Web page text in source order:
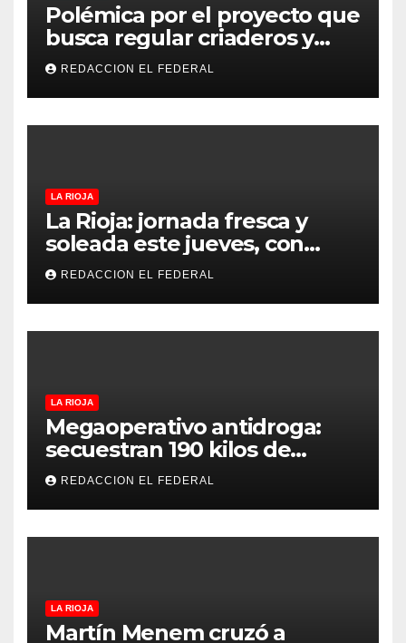
Polémica por el proyecto que
busca regular criaderos y
refugios de perros y gatos:
denuncian excesos, mientras
proteccionistas reclaman
controles más duros
REDACCION EL FEDERAL
LA RIOJA
La Rioja: jornada fresca y
soleada este jueves, con
temperaturas estables para
el viernes
REDACCION EL FEDERAL
LA RIOJA
Megaoperativo antidroga:
secuestran 190 kilos de
marihuana que tenían como
destino La Rioja y Catamarca
REDACCION EL FEDERAL
LA RIOJA
Martín Menem cruzó a